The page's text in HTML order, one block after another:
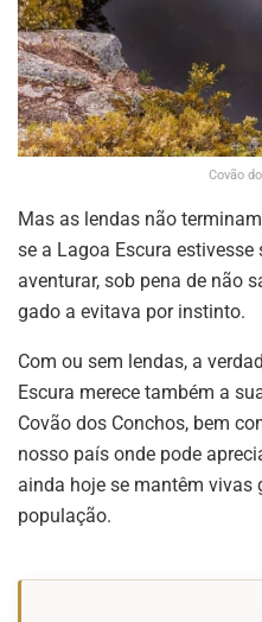
Covão
Mas as lendas não
se a Lagoa Escura
aventurar, sob pena de não
gado a evitava por instinto.
Com ou sem lendas, a
Escura merece também a
Covão dos Conchos, bem
nosso país onde pode
ainda hoje se mantêm vivas
população.